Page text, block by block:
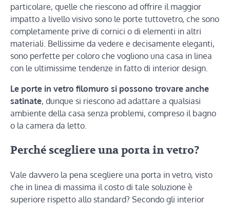
particolare, quelle che riescono ad offrire il maggior
impatto a livello visivo sono le porte tuttovetro, che sono
completamente prive di cornici o di elementi in altri
materiali. Bellissime da vedere e decisamente eleganti,
sono perfette per coloro che vogliono una casa in linea
con le ultimissime tendenze in fatto di interior design.
Le porte in vetro filomuro si possono trovare anche
satinate, dunque si riescono ad adattare a qualsiasi
ambiente della casa senza problemi, compreso il bagno
o la camera da letto.
Perché scegliere una porta in vetro?
Vale davvero la pena scegliere una porta in vetro, visto
che in linea di massima il costo di tale soluzione è
superiore rispetto allo standard? Secondo gli interior